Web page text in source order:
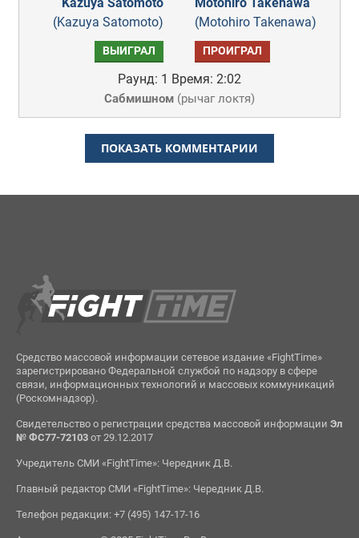
(Kazuya Satomoto)
(Motohiro Takenawa)
ВЫИГРАЛ ПРОИГРАЛ
Раунд: 1 Время: 2:02
Сабмишном(рычаг локтя)
ПОКАЗАТЬ КОММЕНТАРИИ
Средство массовой информации сетевое издание «FightTime»
зарегистрировано Федеральной службой по надзору в сфере
связи, информационных технологий и массовых коммуникаций
(Роскомнадзор).
Свидетельство о регистрации средства массовой информации Эл
№ ФС77-72103от 29.12.2017
Учредитель СМИ «FightTime»: Чередник Д.В.
Главный редактор СМИ «FightTime»: Чередник Д.В.
Телефон редакции: +7 (495) 147-17-16